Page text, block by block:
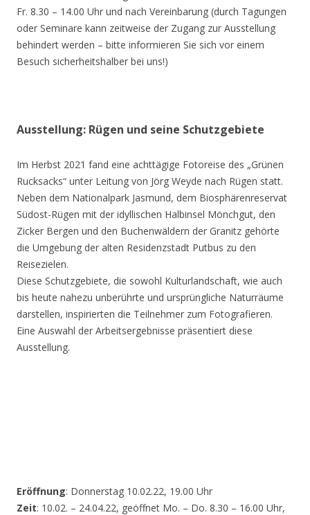
Fr. 8.30 – 14.00 Uhr und nach Vereinbarung (durch Tagungen
oder Seminare kann zeitweise der Zugang zur Ausstellung
behindert werden – bitte informieren Sie sich vor einem
Besuch sicherheitshalber bei uns!)
Ausstellung: Rügen und seine Schutzgebiete
Im Herbst 2021 fand eine achttägige Fotoreise des „Grünen
Rucksacks“ unter Leitung von Jörg Weyde nach Rügen statt.
Neben dem Nationalpark Jasmund, dem Biosphärenreservat
Südost-Rügen mit der idyllischen Halbinsel Mönchgut, den
Zicker Bergen und den Buchenwäldern der Granitz gehörte
die Umgebung der alten Residenzstadt Putbus zu den
Reisezielen.
Diese Schutzgebiete, die sowohl Kulturlandschaft, wie auch
bis heute nahezu unberührte und ursprüngliche Naturräume
darstellen, inspirierten die Teilnehmer zum Fotografieren.
Eine Auswahl der Arbeitsergebnisse präsentiert diese
Ausstellung.
Eröffnung: Donnerstag 10.02.22, 19.00 Uhr
Zeit: 10.02. – 24.04.22, geöffnet Mo. – Do. 8.30 – 16.00 Uhr,